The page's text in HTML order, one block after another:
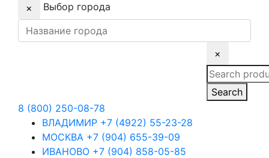
× Выбор города
×
Search
for:
Search
8 (800) 250-08-78
ВЛАДИМИР +7 (4922) 55-23-28
МОСКВА +7 (904) 655-39-09
ИВАНОВО +7 (904) 858-05-85